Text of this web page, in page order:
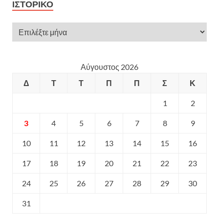
ΙΣΤΟΡΙΚΌ
Αύγουστος 2026
Δ
Τ Τ Π Π Σ Κ
1 2
3 4 5 6 7 8 9
10 11 12 13 14 15 16
17 18 19 20 21 22 23
24 25 26 27 28 29 30
31